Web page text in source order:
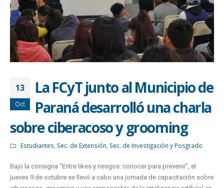
13
Oct
La FCyT junto al Municipio de
Paraná desarrolló una charla
sobre ciberacoso y grooming
Estudiantes Sec. de Extensión Sec. de Investigación y Posgrado
Bajo la consigna “Entre likes y riesgos: conocer para prevenir”, el
jueves 9 de octubre se llevó a cabo una jornada de capacitación sobre